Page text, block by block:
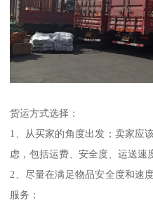
货运方式选择：
1、从买家的角度出发；卖家应
虑，包括运费、安全度、运送速
2、尽量在满足物品安全度和速
服务；